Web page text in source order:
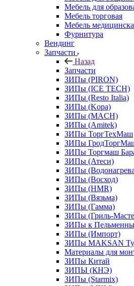
Мебель для
Мебель торговая
Мебель
Фурнитура
Вендинг
Запчасти
Назад
Запчасти
ЗИПы (PIRON)
ЗИПы (ICE TECH)
ЗИПы (Resto Italia)
ЗИПы (Kopa)
ЗИПы (MACH)
ЗИПы (Amitek)
ЗИПы ТоргТехМаш
ЗИПы
ЗИПы Торгмаш
ЗИПы (Атеси)
ЗИПы
ЗИПы (Восход)
ЗИПы (HMR)
ЗИПы (Вязьма)
ЗИПы (Гамма)
ЗИПы (Гриль-
ЗИПы к
ЗИПы (Импорт)
ЗИПы MAKSAN
Материалы для
ЗИПы Китай
ЗИПЫ (КНЭ)
ЗИПы (Starmix)